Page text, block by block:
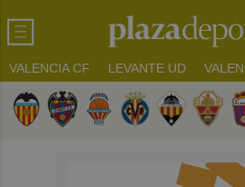
VALENCIA CF LEVANTE UD